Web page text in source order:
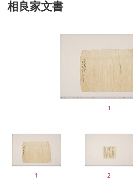
相良家文書
1
1 2